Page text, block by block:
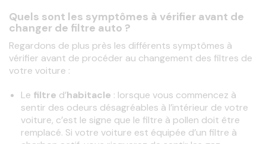
Quels sont les symptômes à vérifier avant de
changer de filtre auto ?
Regardons de plus près les différents symptômes à
vérifier avant de procéder au changement des filtres de
votre voiture :
Le filtre d’habitacle : lorsque vous commencez à
sentir des odeurs désagréables à l’intérieur de votre
voiture, c’est le signe que le filtre à pollen doit être
remplacé. Si votre voiture est équipée d’un filtre à